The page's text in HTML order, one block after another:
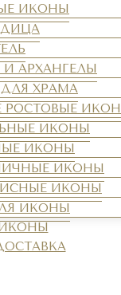
ИКОНЫ
И АРХАНГЕЛЫ
ХРАМА
РОСТОВЫЕ
ИКОНЫ
ИКОНЫ
ИКОНЫ
ИКОНЫ
ИКОНЫ